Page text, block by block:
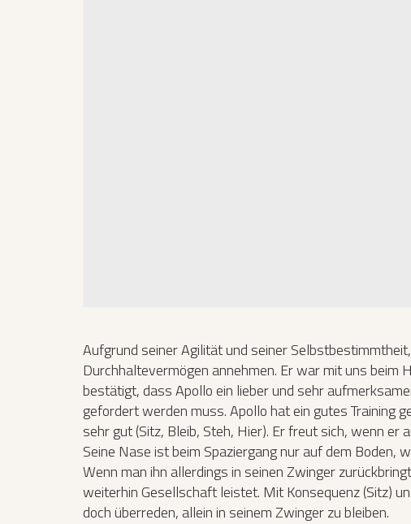
Aufgrund seiner Agilität und seiner
Durchhaltevermögen annehmen. Er war mit uns beim
bestätigt, dass Apollo ein lieber und sehr
gefordert werden muss. Apollo hat ein gutes Training
sehr gut (Sitz, Bleib, Steh, Hier). Er freut sich, wenn er
Seine Nase ist beim Spaziergang nur auf dem Boden,
Wenn man ihn allerdings in seinen Zwinger
weiterhin Gesellschaft leistet. Mit Konsequenz (Sitz)
doch überreden, allein in seinem Zwinger zu bleiben.